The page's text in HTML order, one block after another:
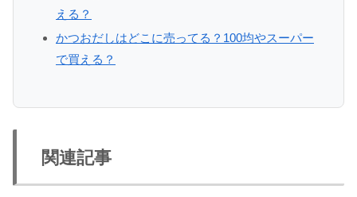
える？
かつおだしはどこに売ってる？100均やスーパー
で買える？
関連記事